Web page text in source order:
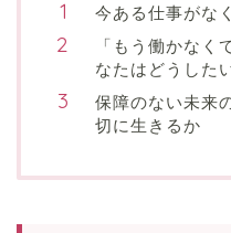
今ある仕事がな
「もう働かなく
なたはどうした
保障のない未来
切に生きるか